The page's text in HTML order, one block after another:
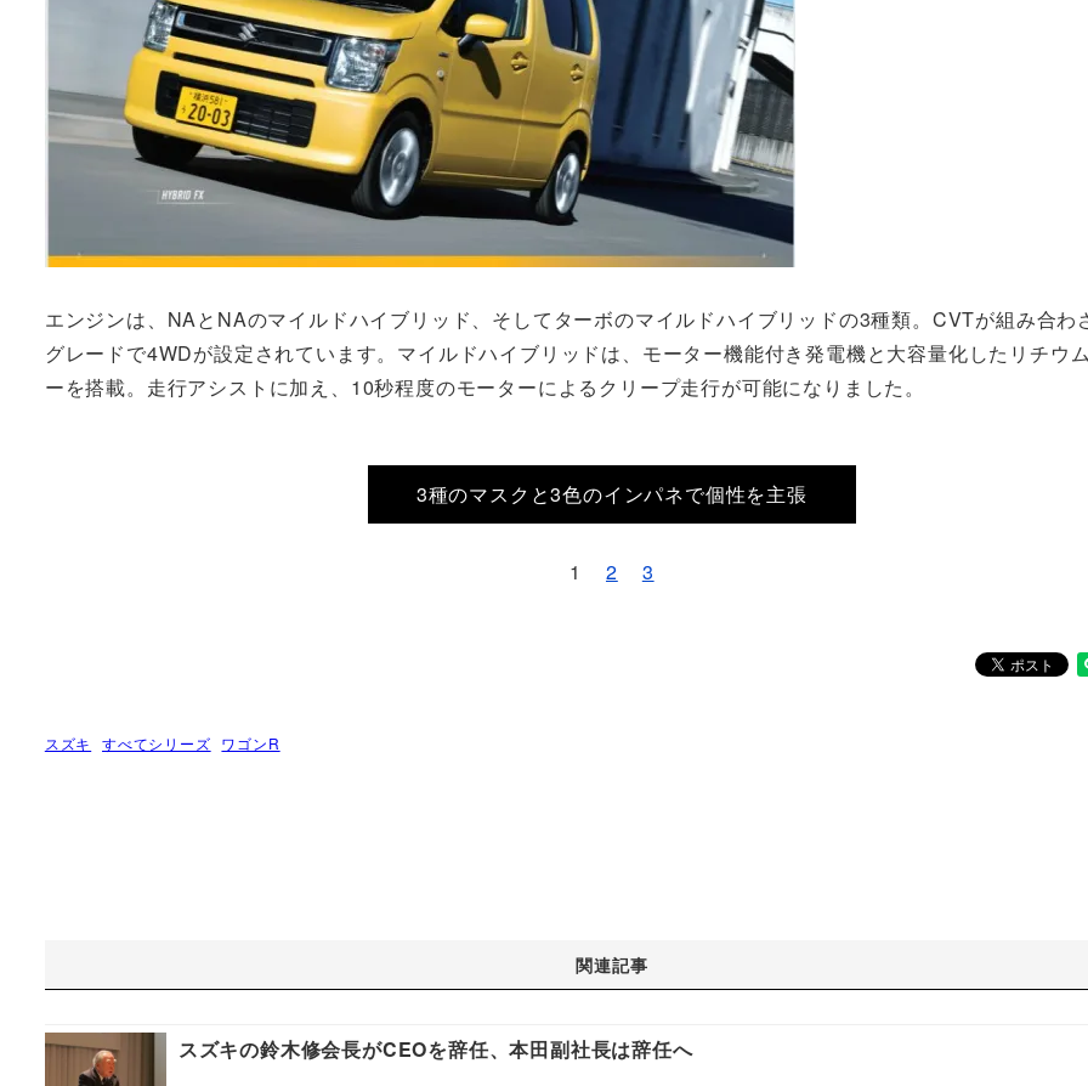
エンジンは、NAとNAのマイルドハイブリッド、そしてターボのマイルドハイブリッドの3種類。CVTが組み合わ
グレードで4WDが設定されています。マイルドハイブリッドは、モーター機能付き発電機と大容量化したリチウ
ーを搭載。走行アシストに加え、10秒程度のモーターによるクリープ走行が可能になりました。
3種のマスクと3色のインパネで個性を主張
1 2 3
スズキ すべてシリーズ ワゴンR
関連記事
スズキの鈴木修会長がCEOを辞任、本田副社長は辞任へ